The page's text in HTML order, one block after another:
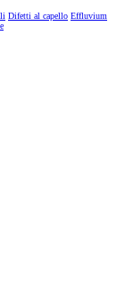
Difetti al capello Effluvium